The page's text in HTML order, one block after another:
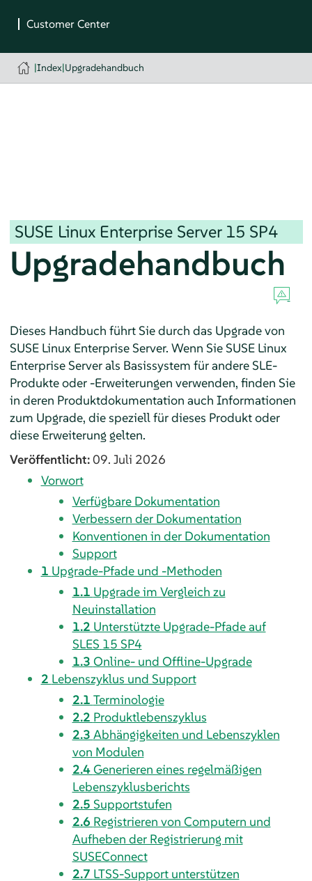
|Index|Upgradehandbuch
SUSE Linux Enterprise Server 15 SP4
Upgradehandbuch
Dieses Handbuch führt Sie durch das Upgrade von
SUSE Linux Enterprise Server. Wenn Sie SUSE Linux
Enterprise Serverals Basissystem für andere SLE-
Produkte oder -Erweiterungen verwenden, finden Sie
in deren Produktdokumentation auch Informationen
zum Upgrade, die speziell für dieses Produkt oder
diese Erweiterung gelten.
Veröffentlicht:09. Juli 2026
Vorwort
Verfügbare Dokumentation
Verbessern der Dokumentation
Konventionen in der Dokumentation
Support
1 Upgrade-Pfade und -Methoden
1.1 Upgrade im Vergleich zu
Neuinstallation
1.2 Unterstützte Upgrade-Pfade auf
SLES 15 SP4
1.3 Online- und Offline-Upgrade
2 Lebenszyklus und Support
2.1 Terminologie
2.2 Produktlebenszyklus
2.3 Abhängigkeiten und Lebenszyklen
von Modulen
2.4Generieren eines regelmäßigen
Lebenszyklusberichts
2.5 Supportstufen
2.6 Registrieren von Computern und
Aufheben der Registrierung mit
SUSEConnect
2.7 LTSS-Support unterstützen